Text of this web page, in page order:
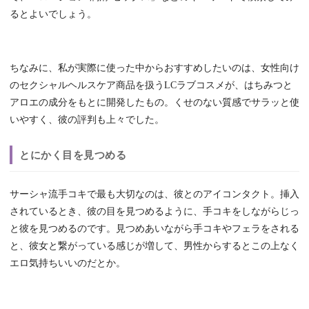
るとよいでしょう。
ちなみに、私が実際に使った中からおすすめしたいのは、女性向け
のセクシャルヘルスケア商品を扱うLCラブコスメが、はちみつと
アロエの成分をもとに開発したもの。くせのない質感でサラッと使
いやすく、彼の評判も上々でした。
とにかく目を見つめる
サーシャ流手コキで最も大切なのは、彼とのアイコンタクト。挿入
されているとき、彼の目を見つめるように、手コキをしながらじっ
と彼を見つめるのです。見つめあいながら手コキやフェラをされる
と、彼女と繋がっている感じが増して、男性からするとこの上なく
エロ気持ちいいのだとか。